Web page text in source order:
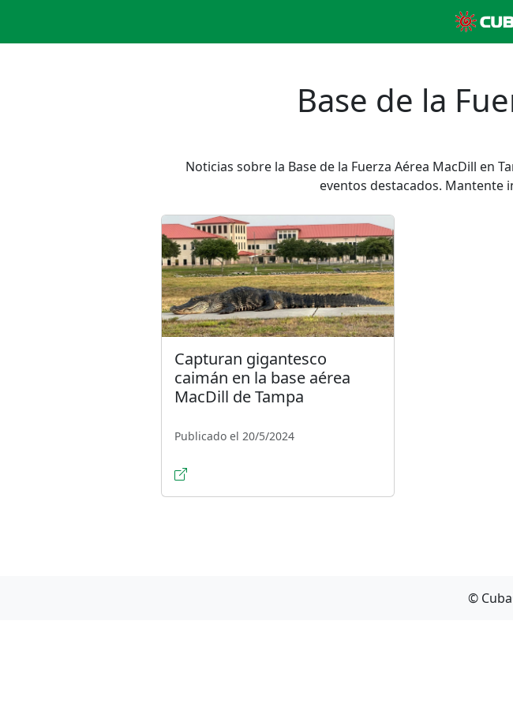
Base de la
Noticias sobre la Base de la Fuerza Aérea MacDill en
eventos destacados. Mantente
Capturan gigantesco
caimán en la base aérea
MacDill de Tampa
Publicado el 20/5/2024
©